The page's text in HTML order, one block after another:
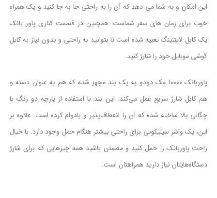
این امکان و به شما می دهد که آن را به راحتی جا به جا کنید و یک همراه
خوب برای زمان های سفر شماست. همچنین در قسمت کناری پاور بانک
یک کابل لایتنینگ تعبیه شده است تا بتوانید به راحتی و بدون نیاز به کابل
گوشی موبایل خود را شارژ کنید.
پاوربانک 10000 مک دودو به یک بند مجهز شده که هم به عنوان دسته و
هم کابل شارژ سریع عمل می‌کند. این بند با استفاده از پارچه دو رنگ با
چگالی بالا ساخته شده که آن را انعطاف‌پذیر و بادوام کرده است. علاوه بر
این، یک واشر سیلیکونی برای راحتی بیشتر هنگام حمل وجود دارد. با خیال
راحت پاوربانک را حمل کنید و مطمئن باشید همه چیزهایی که برای شارژ
دستگاه‌هایتان نیاز دارید همراهتان است.